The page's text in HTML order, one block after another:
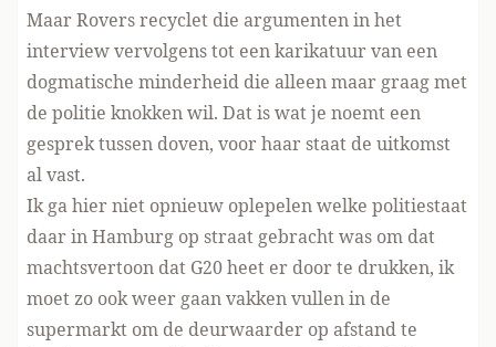
Maar Rovers recyclet die argumenten in het
interview vervolgens tot een karikatuur van een
dogmatische minderheid die alleen maar graag met
de politie knokken wil. Dat is wat je noemt een
gesprek tussen doven, voor haar staat de uitkomst
al vast.
Ik ga hier niet opnieuw oplepelen welke politiestaat
daar in Hamburg op straat gebracht was om dat
machtsvertoon dat G20 heet er door te drukken, ik
moet zo ook weer gaan vakken vullen in de
supermarkt om de deurwaarder op afstand te